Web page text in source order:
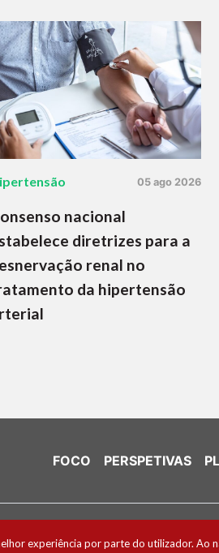
05 ago 2026
nacional
diretrizes para a
renal no
da hipertensão
FOCO PERSPETIVAS
experiência por parte do utilizador. Ao